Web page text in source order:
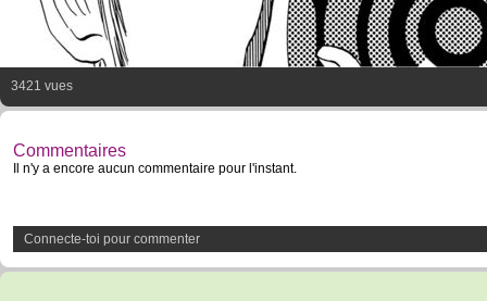
3421 vues
Commentaires
Il n'y a encore aucun commentaire pour l'instant.
Connecte-toi pour commenter